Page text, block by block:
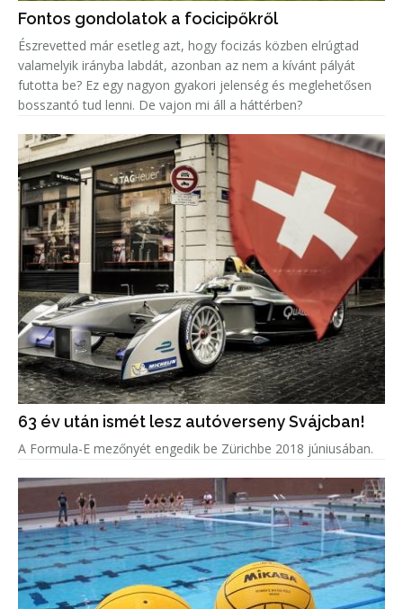
Fontos gondolatok a focicipőkről
Észrevetted már esetleg azt, hogy focizás közben elrúgtad
valamelyik irányba labdát, azonban az nem a kívánt pályát
futotta be? Ez egy nagyon gyakori jelenség és meglehetősen
bosszantó tud lenni. De vajon mi áll a háttérben?
63 év után ismét lesz autóverseny Svájcban!
A Formula-E mezőnyét engedik be Zürichbe 2018 júniusában.